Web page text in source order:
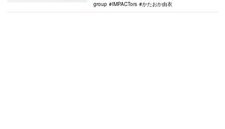
group
IMPACTors かたおか由衣